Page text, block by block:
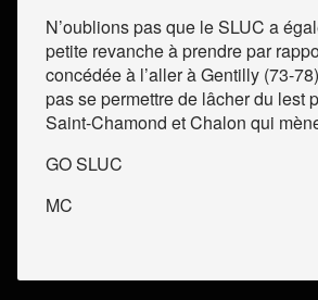
N’oublions pas que le SLUC a
petite revanche à prendre par
concédée à l’aller à Gentilly (73-
pas se permettre de lâcher du lest
Saint-Chamond et Chalon qui
GO SLUC
MC